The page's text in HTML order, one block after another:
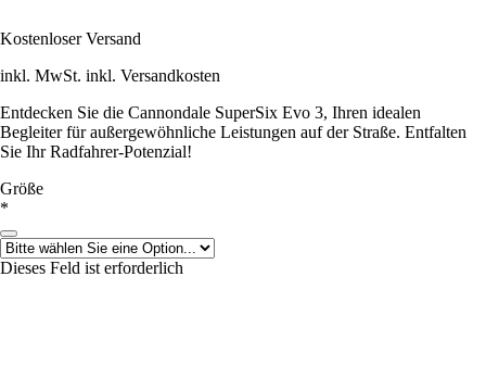
Kostenloser Versand
inkl. MwSt. inkl. Versandkosten
Entdecken Sie die Cannondale SuperSix Evo 3, Ihren idealen
Begleiter für außergewöhnliche Leistungen auf der Straße. Entfalten
Sie Ihr Radfahrer-Potenzial!
Größe
*
Dieses Feld ist erforderlich